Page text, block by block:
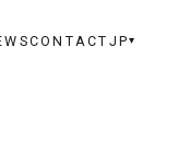
CONTACT JP▾